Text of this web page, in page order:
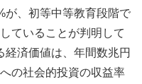
が、初等中等教育段階で
ていることが判明して
済価値は、年間数兆円
の社会的投資の収益率